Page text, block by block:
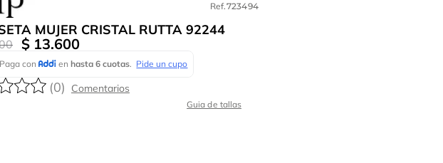
Ref.723494
MUJER CRISTAL RUTTA 92244
$ 13.600
(0)
Guia de tallas